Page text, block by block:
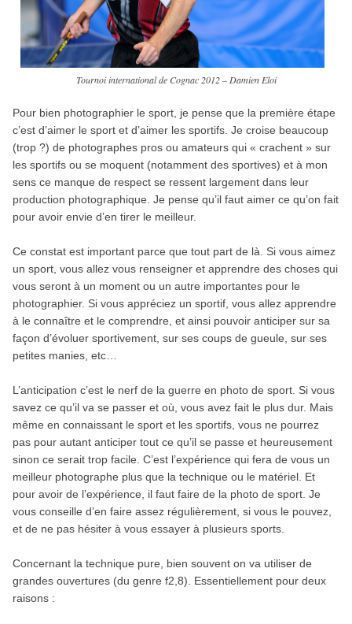
Tournoi international de Cognac 2012 – Damien Eloi
Pour bien photographier le sport, je pense que la première étape
c’est d’aimer le sport et d’aimer les sportifs. Je croise beaucoup
(trop ?) de photographes pros ou amateurs qui « crachent » sur
les sportifs ou se moquent (notamment des sportives) et à mon
sens ce manque de respect se ressent largement dans leur
production photographique. Je pense qu’il faut aimer ce qu’on fait
pour avoir envie d’en tirer le meilleur.
Ce constat est important parce que tout part de là. Si vous aimez
un sport, vous allez vous renseigner et apprendre des choses qui
vous seront à un moment ou un autre importantes pour le
photographier. Si vous appréciez un sportif, vous allez apprendre
à le connaître et le comprendre, et ainsi pouvoir anticiper sur sa
façon d’évoluer sportivement, sur ses coups de gueule, sur ses
petites manies, etc…
L’anticipation c’est le nerf de la guerre en photo de sport. Si vous
savez ce qu’il va se passer et où, vous avez fait le plus dur. Mais
même en connaissant le sport et les sportifs, vous ne pourrez
pas pour autant anticiper tout ce qu’il se passe et heureusement
sinon ce serait trop facile. C’est l’expérience qui fera de vous un
meilleur photographe plus que la technique ou le matériel. Et
pour avoir de l’expérience, il faut faire de la photo de sport. Je
vous conseille d’en faire assez régulièrement, si vous le pouvez,
et de ne pas hésiter à vous essayer à plusieurs sports.
Concernant la technique pure, bien souvent on va utiliser de
grandes ouvertures (du genre f2,8). Essentiellement pour deux
raisons :